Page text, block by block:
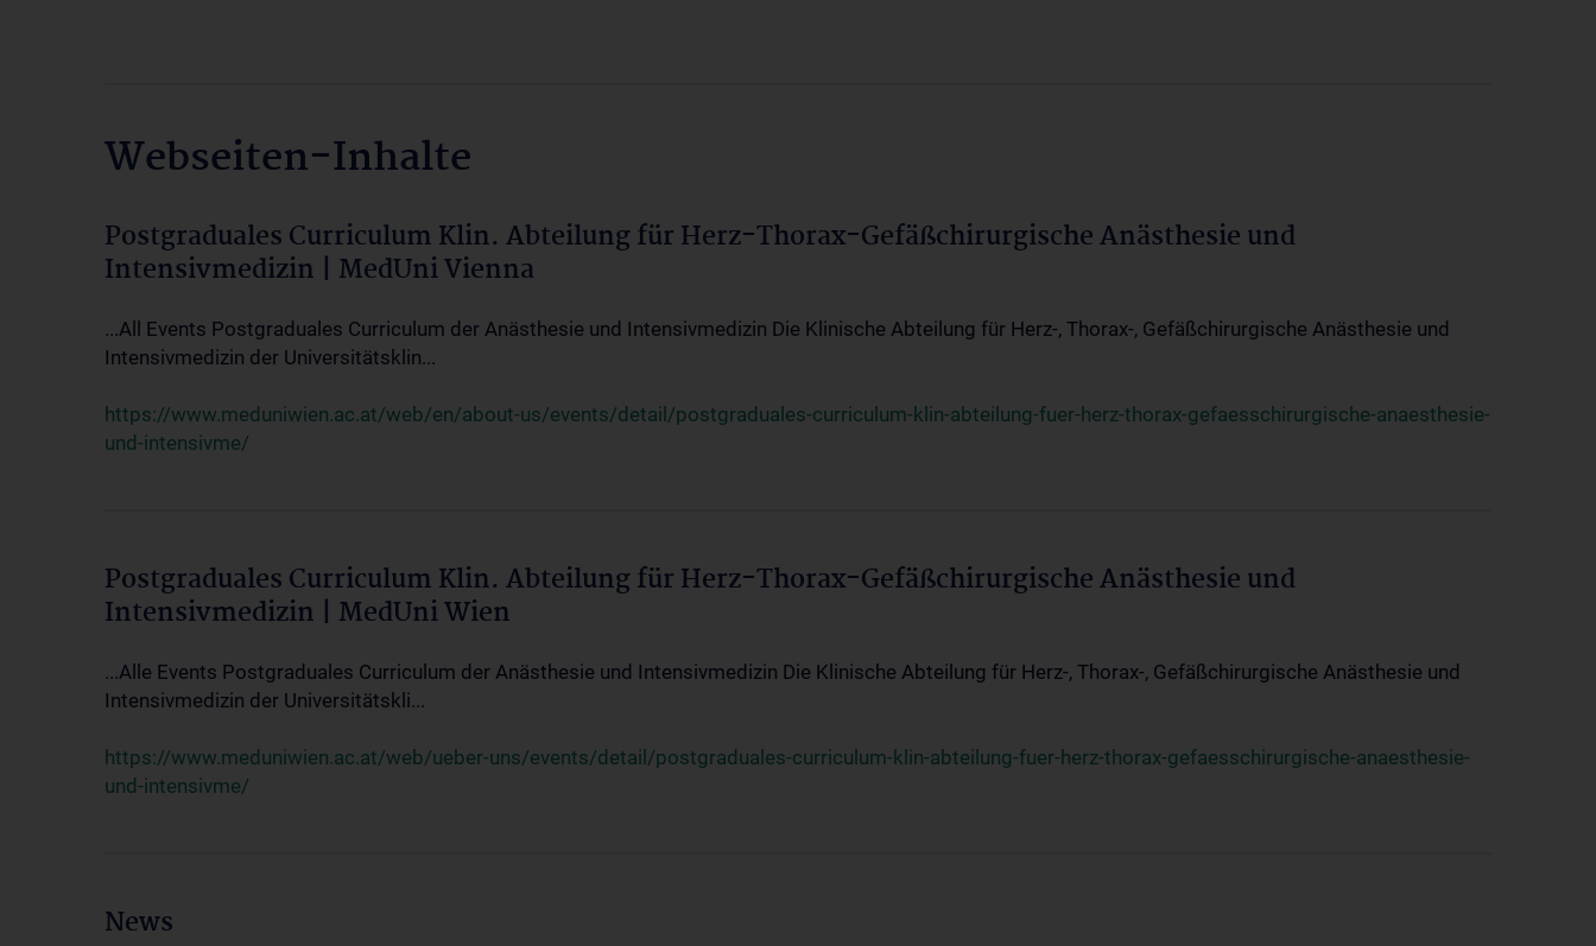
Webseiten-Inhalte
Postgraduales Curriculum Klin. Abteilung für Herz-Thorax-Gefäßchirurgische Anästhesie und
Intensivmedizin | MedUni Vienna
...All Events Postgraduales Curriculum der Anästhesie und Intensivmedizin Die Klinische Abteilung für Herz-, Thorax-, Gefäßchirurgische Anästhesie und
Intensivmedizin der Universitätsklin...
https://www.meduniwien.ac.at/web/en/about-us/events/detail/postgraduales-curriculum-klin-abteilung-fuer-herz-thorax-gefaesschirurgische-anaesthesie-
und-intensivme/
Postgraduales Curriculum Klin. Abteilung für Herz-Thorax-Gefäßchirurgische Anästhesie und
Intensivmedizin | MedUni Wien
...Alle Events Postgraduales Curriculum der Anästhesie und Intensivmedizin Die Klinische Abteilung für Herz-, Thorax-, Gefäßchirurgische Anästhesie und
Intensivmedizin der Universitätskli...
https://www.meduniwien.ac.at/web/ueber-uns/events/detail/postgraduales-curriculum-klin-abteilung-fuer-herz-thorax-gefaesschirurgische-anaesthesie-
und-intensivme/
News